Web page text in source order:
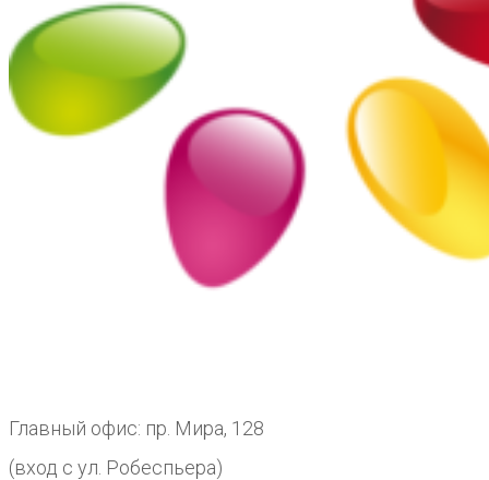
Главный офис: пр. Мира, 128
(вход с ул. Робеспьера)